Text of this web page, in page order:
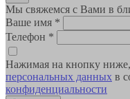
Мы свяжемся с Вами в
Ваше имя *
Телефон *
Нажимая на кнопку
персональных данных в
конфиденциальности